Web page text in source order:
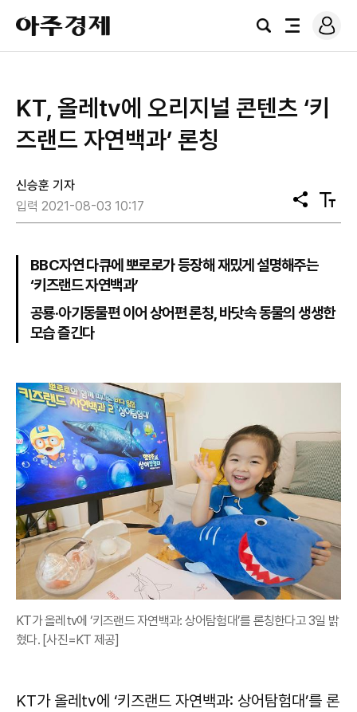
아
주
경
검
전
로
그
KT, 올레tv에 오리지널 콘텐츠 ‘키
즈랜드 자연백과’ 론칭
신승훈 기자
입력 2021-08-03 10:17
공
유
텍
스
BBC자연 다큐에 뽀로로가 등장해 재밌게 설명해주는
‘키즈랜드 자연백과’
공룡·아기동물편 이어 상어편 론칭, 바닷속 동물의 생생한
모습 즐긴다
KT가 올레tv에 ‘키즈랜드 자연백과: 상어탐험대’를 론칭한다고 3일 밝
혔다. [사진=KT 제공]
KT가 올레tv에 ‘키즈랜드 자연백과: 상어탐험대’를 론